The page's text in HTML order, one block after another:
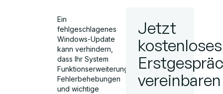
Ein
fehlgeschlagenes
Windows-Update
kann verhindern,
dass Ihr System
Funktionserweiterungen,
Fehlerbehebungen
und wichtige
Jetzt
kostenloses
vereinbaren